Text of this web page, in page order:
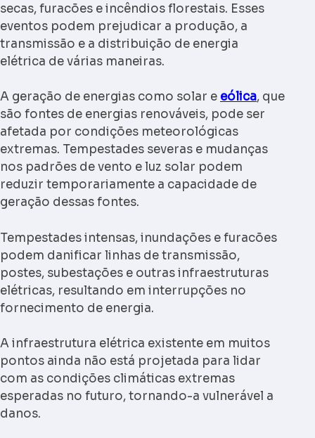
secas, furacões e incêndios florestais. Esses
eventos podem prejudicar a produção, a
transmissão e a distribuição de energia
elétrica de várias maneiras.
A geração de energias como solar e eólica, que
são fontes de energias renováveis, pode ser
afetada por condições meteorológicas
extremas. Tempestades severas e mudanças
nos padrões de vento e luz solar podem
reduzir temporariamente a capacidade de
geração dessas fontes.
Tempestades intensas, inundações e furacões
podem danificar linhas de transmissão,
postes, subestações e outras infraestruturas
elétricas, resultando em interrupções no
fornecimento de energia.
A infraestrutura elétrica existente em muitos
pontos ainda não está projetada para lidar
com as condições climáticas extremas
esperadas no futuro, tornando-a vulnerável a
danos.